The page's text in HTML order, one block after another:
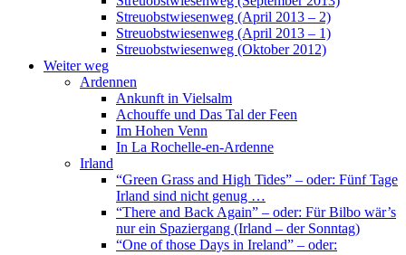
Streuobstwiesenweg (April 2013 – 2)
Streuobstwiesenweg (April 2013 – 1)
Streuobstwiesenweg (Oktober 2012)
Weiter weg
Ardennen
Ankunft in Vielsalm
Achouffe und Das Tal der Feen
Im Hohen Venn
In La Rochelle-en-Ardenne
Irland
“Green Grass and High Tides” – oder: Fünf Tage
Irland sind nicht genug …
“There and Back Again” – oder: Für Bilbo wär’s
nur ein Spaziergang (Irland – der Sonntag)
“One of those Days in Ireland” – oder: